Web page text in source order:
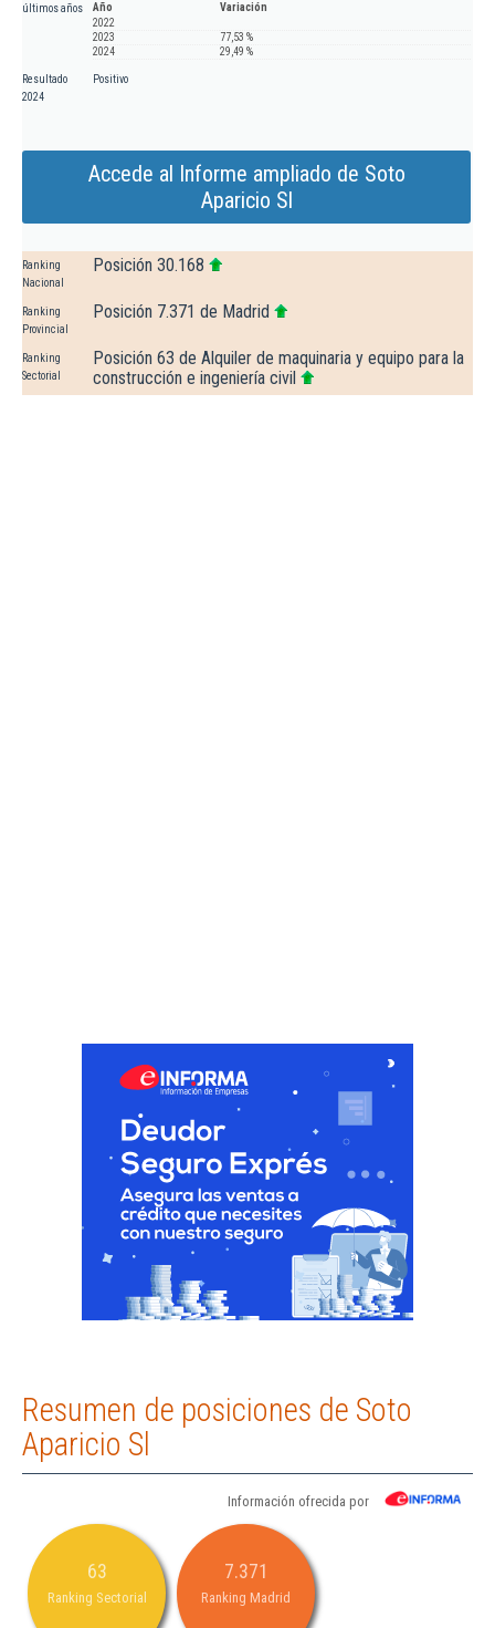
últimos años
Año
Variación
2022
2023
77,53 %
2024
29,49 %
Resultado
2024
Positivo
Accede al Informe ampliado de Soto
Aparicio Sl
Ranking
Nacional
Posición 30.168
Ranking
Provincial
Posición 7.371 de Madrid
Ranking
Sectorial
Posición 63 de Alquiler de maquinaria y equipo para la
construcción e ingeniería civil
Resumen de posiciones de Soto
Aparicio Sl
Información ofrecida por
63
Ranking Sectorial
7.371
Ranking Madrid